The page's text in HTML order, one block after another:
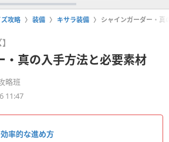
攻略 装備 キサラ装備 シャインガーダー・真
・真の入手方法と必要素材
略班
11:47
率的な進め方